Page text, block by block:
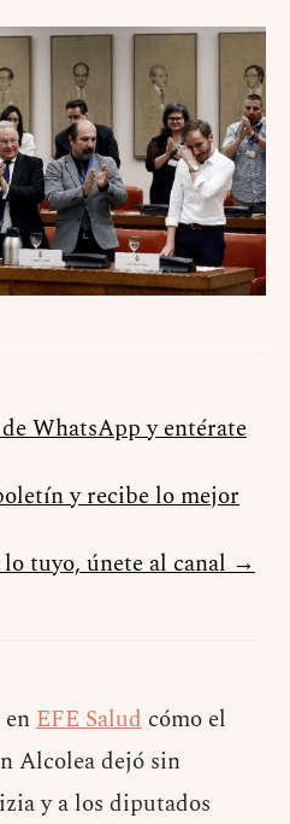
WhatsApp y entérate
y recibe lo mejor
lo tuyo, únete al canal →
EFE Salud cómo el
Alcolea dejó sin
y a los diputados